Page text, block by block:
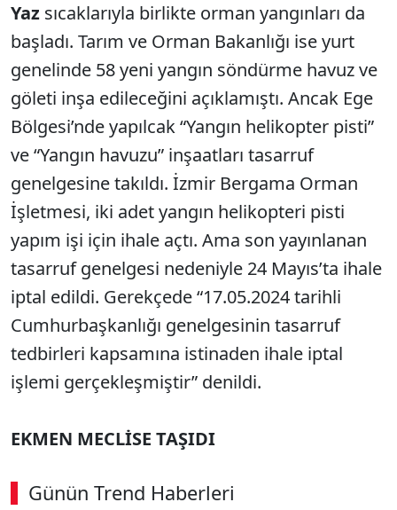
Yaz sıcaklarıyla birlikte orman yangınları da
başladı. Tarım ve Orman Bakanlığı ise yurt
genelinde 58 yeni yangın söndürme havuz ve
göleti inşa edileceğini açıklamıştı. Ancak Ege
Bölgesi’nde yapılcak “Yangın helikopter pisti”
ve “Yangın havuzu” inşaatları tasarruf
genelgesine takıldı. İzmir Bergama Orman
İşletmesi, iki adet yangın helikopteri pisti
yapım işi için ihale açtı. Ama son yayınlanan
tasarruf genelgesi nedeniyle 24 Mayıs’ta ihale
iptal edildi. Gerekçede “17.05.2024 tarihli
Cumhurbaşkanlığı genelgesinin tasarruf
tedbirleri kapsamına istinaden ihale iptal
işlemi gerçekleşmiştir” denildi.
EKMEN MECLİSE TAŞIDI
Günün Trend Haberleri
00:02 / 08:06